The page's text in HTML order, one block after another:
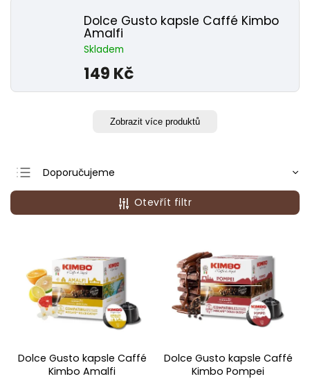
Dolce Gusto kapsle Caffé Kimbo
Amalfi
Skladem
149 Kč
Zobrazit více produktů
Doporučujeme
Nejlevnější
Nejdražší
Abecedně
Otevřít filtr
Dolce Gusto kapsle Caffé
Kimbo Amalfi
Dolce Gusto kapsle Caffé
Kimbo Pompei